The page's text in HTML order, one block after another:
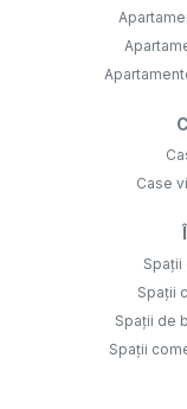
Case
Spații
Spații
Spații de
Spații